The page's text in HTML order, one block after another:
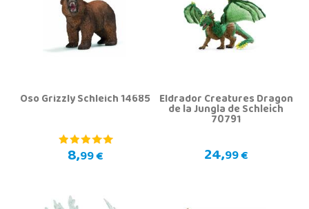
Oso Grizzly Schleich 14685
8,99 €
Eldrador Creatures Dragon
de la Jungla de Schleich
70791
24,99 €